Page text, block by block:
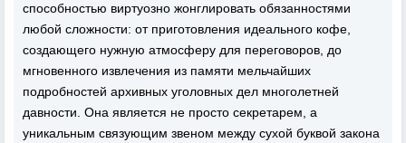
способностью виртуозно жонглировать обязанностями
любой сложности: от приготовления идеального кофе,
создающего нужную атмосферу для переговоров, до
мгновенного извлечения из памяти мельчайших
подробностей архивных уголовных дел многолетней
давности. Она является не просто секретарем, а
уникальным связующим звеном между сухой буквой закона